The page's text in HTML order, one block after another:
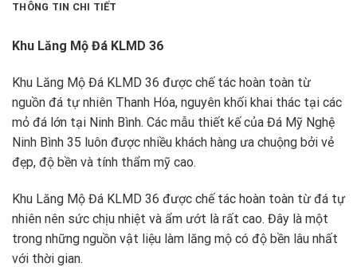
THÔNG TIN CHI TIẾT
Khu Lăng Mộ Đá KLMD 36
Khu Lăng Mộ Đá KLMD 36 được chế tác hoàn toàn từ
nguồn đá tự nhiên Thanh Hóa, nguyên khối khai thác tại các
mỏ đá lớn tại Ninh Bình. Các mẫu thiết kế của Đá Mỹ Nghệ
Ninh Bình 35 luôn được nhiều khách hàng ưa chuộng bởi vẻ
đẹp, độ bền và tính thẩm mỹ cao.
Khu Lăng Mộ Đá KLMD 36 được chế tác hoàn toàn từ đá tự
nhiên nên sức chịu nhiệt và ẩm ướt là rất cao. Đây là một
trong những nguồn vật liệu làm lăng mộ có độ bền lâu nhất
với thời gian.